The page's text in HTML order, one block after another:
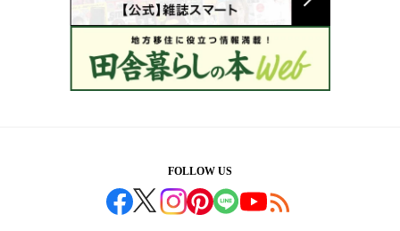
FOLLOW US